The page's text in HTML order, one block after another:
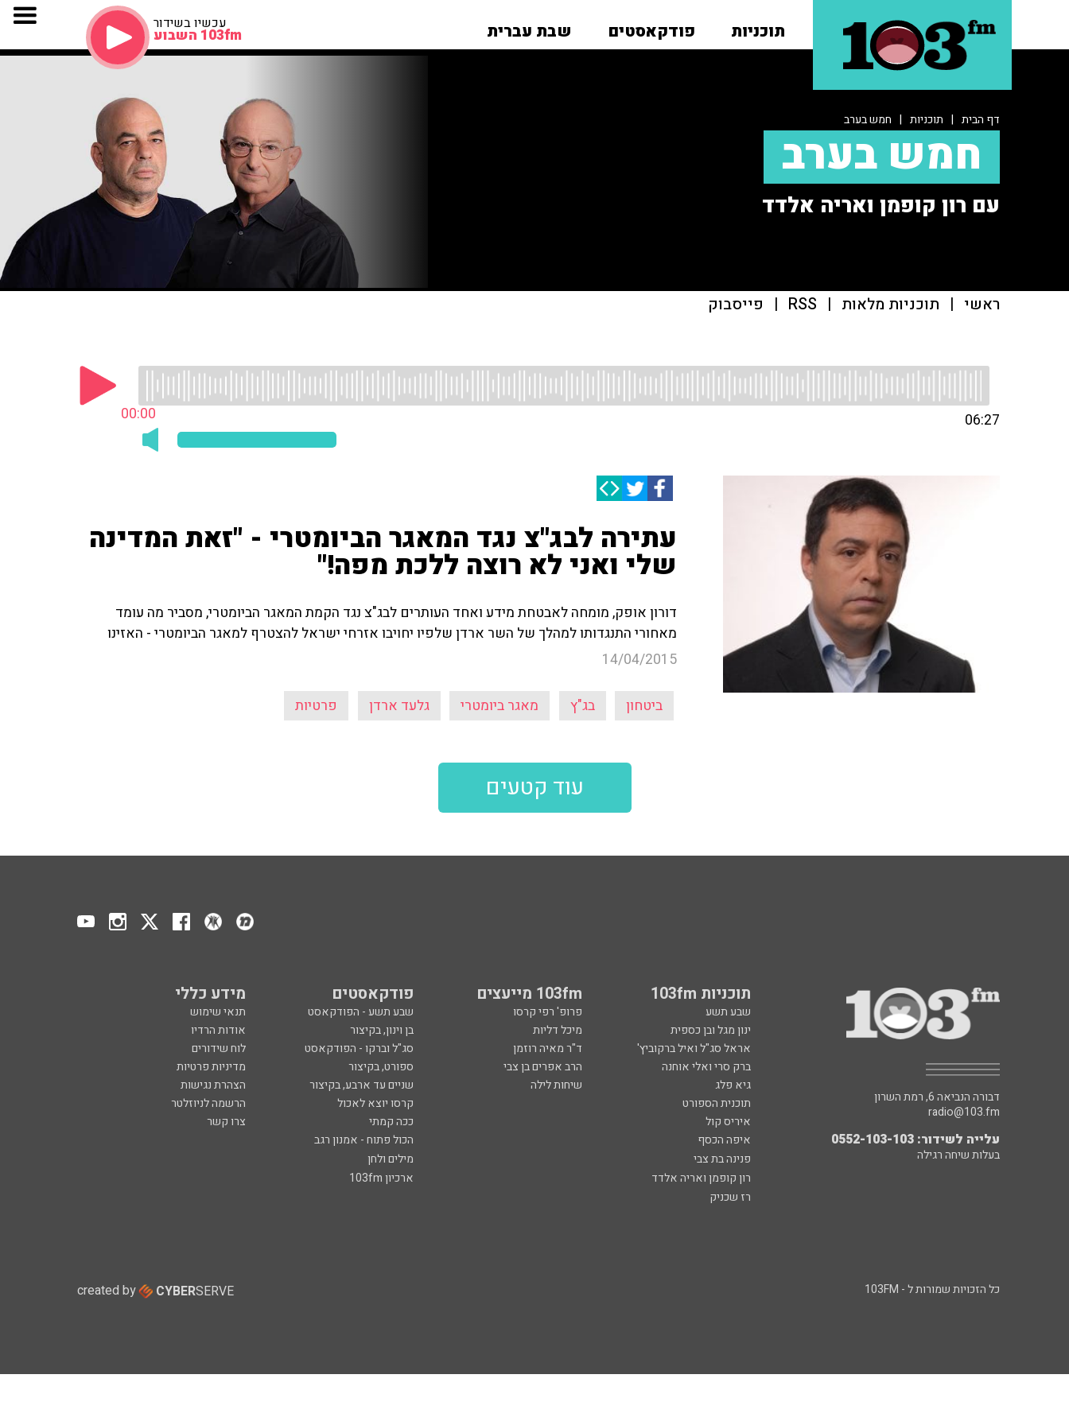
תוכניות פודקאסטים שבת עברית עכשיו בשידור
103fm השבוע
דף הבית | תוכניות | חמש בערב
חמש בערב
עם רון קופמן ואריה אלדד
ראשי | תוכניות מלאות |
RSS
| פייסבוק
00:00 06:27
עתירה לבג"צ נגד המאגר הביומטרי - "זאת המדינה
שלי ואני לא רוצה ללכת מפה!"
דורון אופק, מומחה לאבטחת מידע ואחד העותרים לבג"צ נגד הקמת המאגר הביומטרי, מסביר מה עומד
מאחורי התנגדותו למהלך של השר ארדן שלפיו יחויבו אזרחי ישראל להצטרף למאגר הביומטרי - האזינו
14/04/2015
ביטחון בג"ץ מאגר ביומטרי גלעד ארדן פרטיות
עוד קטעים
תוכניות 103fm 103fm מייעצים פודקאסטים מידע כללי
שבע תשע פרופ' רפי קרסו שבע תשע - הפודקאסט
תנאי שימוש
ינון מגל ובן כספית
מיכל דליות בן וינון, בקיצור
אודות הרדיו
אראל סג"ל ואיל ברקוביץ'
ד"ר מאיה רוזמן סג"ל וברקו - הפודקאסט
לוח שידורים
ברק סרי ואלי אוחנה
הרב אפרים בן צבי ספורט, בקיצור
מדיניות פרטיות
גיא פלג
שיחות לילה שניים עד ארבע, בקיצור
הצהרת נגישות
תוכנית הספורט
קרסו יוצא לאכול
הרשמה לניוזלטר
איריס קול
ככה קמתי
צרו קשר
איפה הכסף
הכול פתוח - אמנון רגב
פנינה בת צבי
מילים ולחן
רון קופמן ואריה אלדד
ארכיון 103fm
רז שכניק
דבורה הנביאה 6, רמת השרון
radio@103.fm
עלייה לשידור: 0552-103-103
בעלות שיחה רגילה
כל הזכויות שמורות ל - 103FM created by CYBERSERVE